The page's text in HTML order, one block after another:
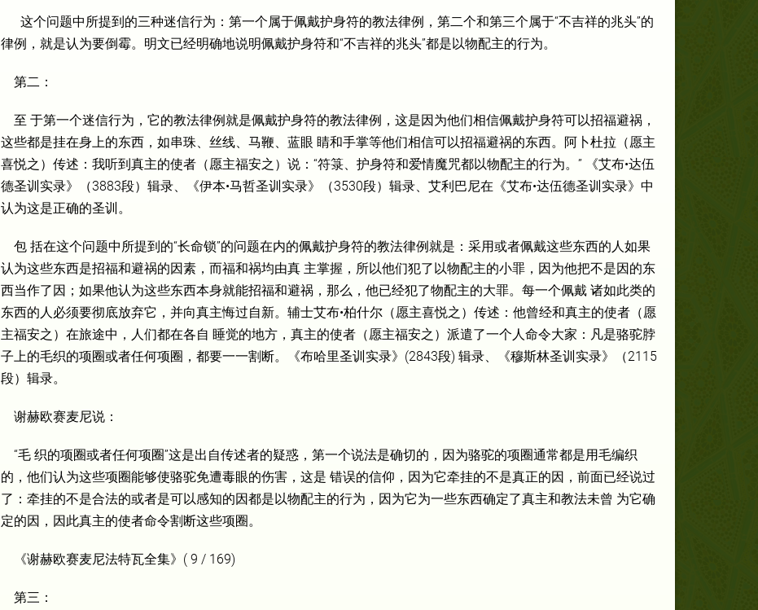
这个问题中所提到的三种迷信行为：第一个属于佩戴护身符的教法律例，第二个和第三个属于“不吉祥的兆头”的
律例，就是认为要倒霉。明文已经明确地说明佩戴护身符和“不吉祥的兆头”都是以物配主的行为。
第二：
至 于第一个迷信行为，它的教法律例就是佩戴护身符的教法律例，这是因为他们相信佩戴护身符可以招福避祸，
这些都是挂在身上的东西，如串珠、丝线、马鞭、蓝眼 睛和手掌等他们相信可以招福避祸的东西。阿卜杜拉（愿主
喜悦之）传述：我听到真主的使者（愿主福安之）说：“符箓、护身符和爱情魔咒都以物配主的行为。” 《艾布•达伍
德圣训实录》（3883段）辑录、《伊本•马哲圣训实录》（3530段）辑录、艾利巴尼在《艾布•达伍德圣训实录》中
认为这是正确的圣训。
包 括在这个问题中所提到的“长命锁”的问题在内的佩戴护身符的教法律例就是：采用或者佩戴这些东西的人如果
认为这些东西是招福和避祸的因素，而福和祸均由真 主掌握，所以他们犯了以物配主的小罪，因为他把不是因的东
西当作了因；如果他认为这些东西本身就能招福和避祸，那么，他已经犯了物配主的大罪。每一个佩戴 诸如此类的
东西的人必须要彻底放弃它，并向真主悔过自新。辅士艾布•柏什尔（愿主喜悦之）传述：他曾经和真主的使者（愿
主福安之）在旅途中，人们都在各自 睡觉的地方，真主的使者（愿主福安之）派遣了一个人命令大家：凡是骆驼脖
子上的毛织的项圈或者任何项圈，都要一一割断。《布哈里圣训实录》(2843段) 辑录、《穆斯林圣训实录》（2115
段）辑录。
谢赫欧赛麦尼说：
“毛 织的项圈或者任何项圈”这是出自传述者的疑惑，第一个说法是确切的，因为骆驼的项圈通常都是用毛编织
的，他们认为这些项圈能够使骆驼免遭毒眼的伤害，这是 错误的信仰，因为它牵挂的不是真正的因，前面已经说过
了：牵挂的不是合法的或者是可以感知的因都是以物配主的行为，因为它为一些东西确定了真主和教法未曾 为它确
定的因，因此真主的使者命令割断这些项圈。
《谢赫欧赛麦尼法特瓦全集》( 9 / 169)
第三：